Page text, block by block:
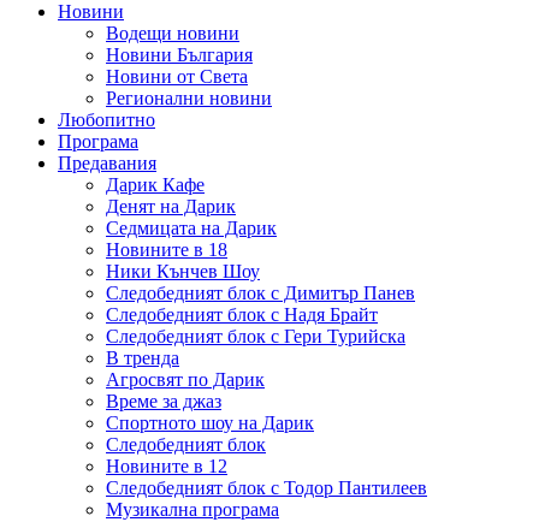
Новини
Водещи новини
Новини България
Новини от Света
Регионални новини
Любопитно
Програма
Предавания
Дарик Кафе
Денят на Дарик
Седмицата на Дарик
Новините в 18
Ники Кънчев Шоу
Следобедният блок с Димитър Панев
Следобедният блок с Надя Брайт
Следобедният блок с Гери Турийска
В тренда
Агросвят по Дарик
Време за джаз
Спортното шоу на Дарик
Следобедният блок
Новините в 12
Следобедният блок с Тодор Пантилеев
Музикална програма